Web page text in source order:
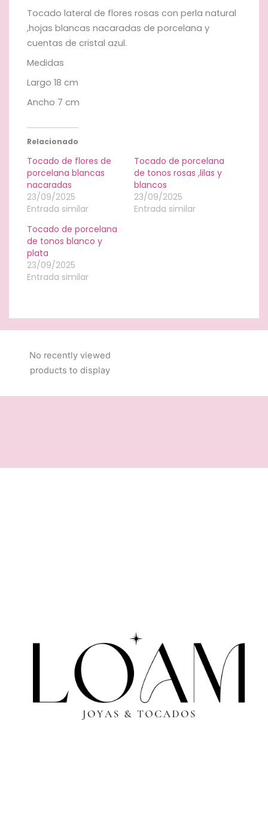
Tocado lateral de flores rosas con perla natural
,hojas blancas nacaradas de porcelana y
cuentas de cristal azul.
Medidas
Largo 18 cm
Ancho 7 cm
Relacionado
Tocado de flores de
porcelana blancas
nacaradas
23/09/2025
Entrada similar
Tocado de porcelana
de tonos rosas ,lilas y
blancos
23/09/2025
Entrada similar
Tocado de porcelana
de tonos blanco y
plata
23/09/2025
Entrada similar
No recently viewed
products to display